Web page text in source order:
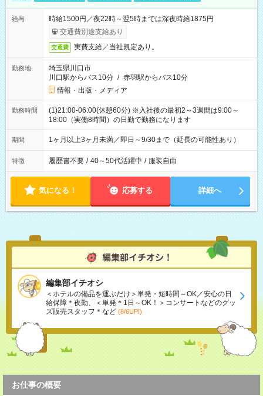
給与
時給1500円／夜22時～翌5時までは深夜時給1875円
交通費別途支給あり
交通費 実費支給／当社規定あり。
勤務地
埼玉県川口市
川口駅からバス10分 / 赤羽駅からバス10分
情報・出版・メディア
勤務時間
(1)21:00-06:00(休憩60分) ※入社後の最初2～3週間は9:00～
18:00（実働8時間）の日勤で勤務になります
期間 1ヶ月以上3ヶ月未満／即日～9/30まで（延長の可能性あり）
特徴 履歴書不要 / 40～50代活躍中 / 服装自由
気になる！ 応募する 詳細へ
編集部イチオシ
＜ホテルの備品を運ぶだけ＞単発・短時間～OK／安心の日
給保障＊夜勤、＜単発＊1日～OK！＞コンサートなどのグッ
ズ販売スタッフ＊など (8/6UP!)
お仕事の概要